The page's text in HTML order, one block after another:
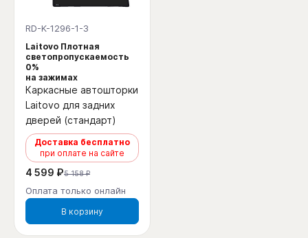
RD-K-1296-1-3
Laitovo Плотная
светопропускаемость
0%
на зажимах
Каркасные автошторки
Laitovo для задних
дверей (стандарт)
Доставка бесплатно
при оплате на сайте
4 599 ₽5 158 ₽
Оплата только онлайн
В корзину